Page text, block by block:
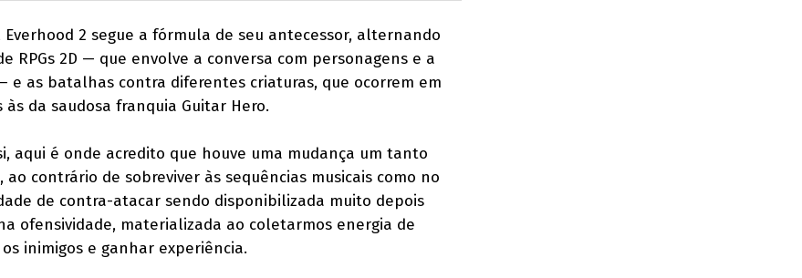
2 segue a fórmula de seu antecessor, alternando
RPGs 2D — que envolve a conversa com personagens e a
e as batalhas contra diferentes criaturas, que ocorrem em
da saudosa franquia Guitar Hero.
aqui é onde acredito que houve uma mudança um tanto
ao contrário de sobreviver às sequências musicais como no
de contra-atacar sendo disponibilizada muito depois
ofensividade, materializada ao coletarmos energia de
inimigos e ganhar experiência.